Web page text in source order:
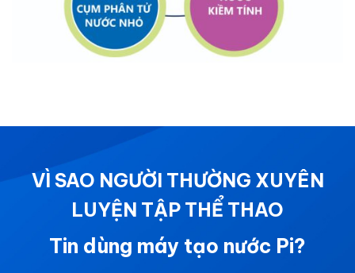
VÌ SAO NGƯỜI THƯỜNG XUYÊN
LUYỆN TẬP THỂ THAO
Tin dùng máy tạo nước Pi?